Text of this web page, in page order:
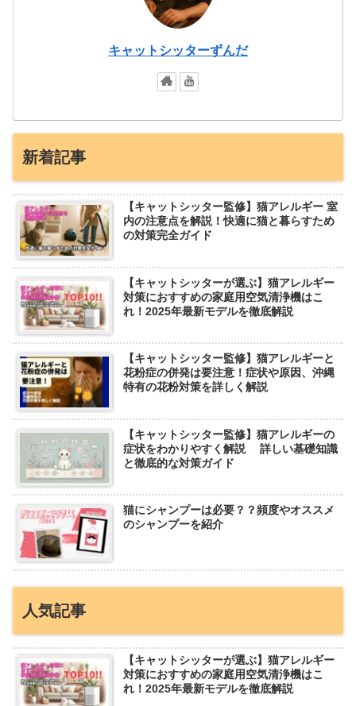
キャットシッターずんだ
新着記事
【キャットシッター監修】猫アレルギー 室
内の注意点を解説！快適に猫と暮らすため
の対策完全ガイド
【キャットシッターが選ぶ】猫アレルギー
対策におすすめの家庭用空気清浄機はこ
れ！2025年最新モデルを徹底解説
【キャットシッター監修】猫アレルギーと
花粉症の併発は要注意！症状や原因、沖縄
特有の花粉対策を詳しく解説
【キャットシッター監修】猫アレルギーの
症状をわかりやすく解説 詳しい基礎知識
と徹底的な対策ガイド
猫にシャンプーは必要？？頻度やオススメ
のシャンプーを紹介
人気記事
【キャットシッターが選ぶ】猫アレルギー
対策におすすめの家庭用空気清浄機はこ
れ！2025年最新モデルを徹底解説